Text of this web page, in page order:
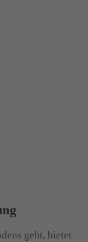
geht, bietet